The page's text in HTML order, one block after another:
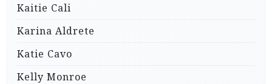
Kaitie Cali
Karina Aldrete
Katie Cavo
Kelly Monroe